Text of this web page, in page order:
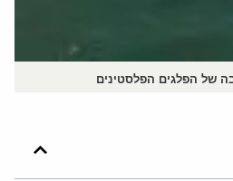
של הפלגים הפלסטינים